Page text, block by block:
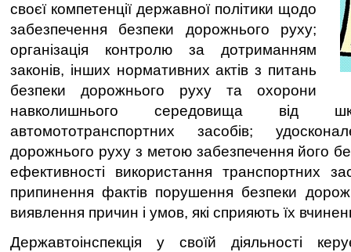
своєї компетенції державної політики щодо
забезпечення безпеки дорожнього руху;
організація контролю за дотриманням
законів, інших нормативних актів з питань
безпеки дорожнього руху та охорони
навколишнього середовища від
автомототранспортних засобів;
дорожнього руху з метою забезпечення його
ефективності використання транспортних
припинення фактів порушення безпеки
виявлення причин і умов, які сприяють їх
Державтоінспекція у своїй діяльності